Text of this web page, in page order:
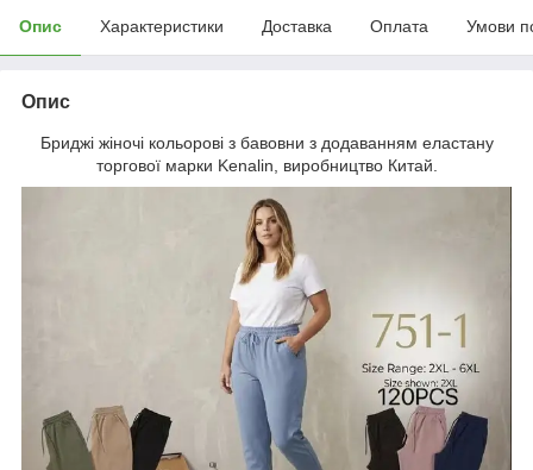
Опис Характеристики Доставка Оплата Умови
Опис
Бриджі жіночі кольорові з бавовни з додаванням еластану
торгової марки Kenalin, виробництво Китай.